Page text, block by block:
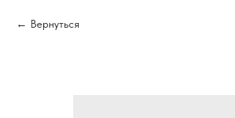
Вернуться